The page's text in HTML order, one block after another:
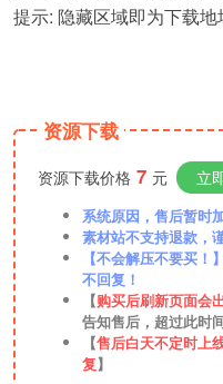
提示: 隐藏区域即为下载地
资源下载
资源下载价格 7 元 立
系统原因，售后暂时
素材站不支持退款，
【不会解压不要买
不回复！
【购买后刷新页面会
告知售后，超过此时
【售后白天不定时上
复】